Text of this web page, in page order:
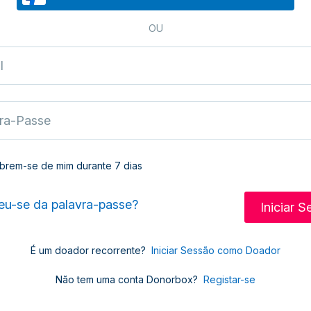
OU
se de mim durante 7 dias
se da palavra-passe?
É um doador recorrente? Iniciar Sessão como Doador
Não tem uma conta Donorbox? Registar-se